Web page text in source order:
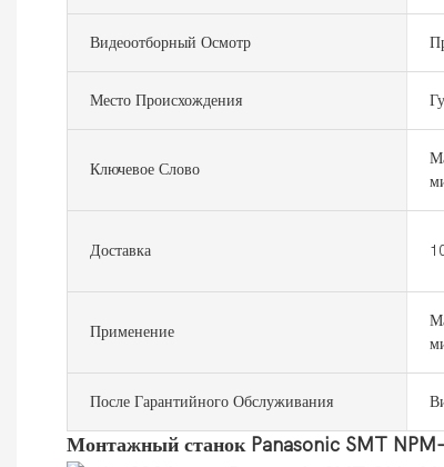
Видеоотборный Осмотр
Место Происхождения
Ключевое Слово
Доставка
Применение
После Гарантийного Обслуживания
Монтажный станок Panasonic SMT